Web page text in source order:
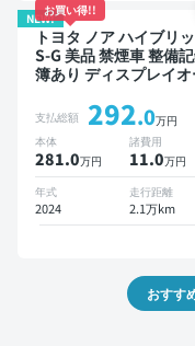
NEW!
お買い得!!
トヨタ ノア ハイブリ
S-G 美品 禁煙車 整備
簿あり ディスプレイ
オートクルーズ 3列シー
スマートキー ETC バッ
モニター ドライブレコ
ー 衝突軽減 両側電動ス
イドドア 7人乗り
支払総額 292.0万円
本体
281.0万円
諸費用
11.0万円
年式
2024
走行距離
2.1万km
おすす